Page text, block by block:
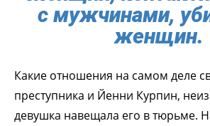
с мужчинами,
женщин.
Какие отношения на самом деле
преступника и Йенни Курпин,
девушка навещала его в тюрьме.